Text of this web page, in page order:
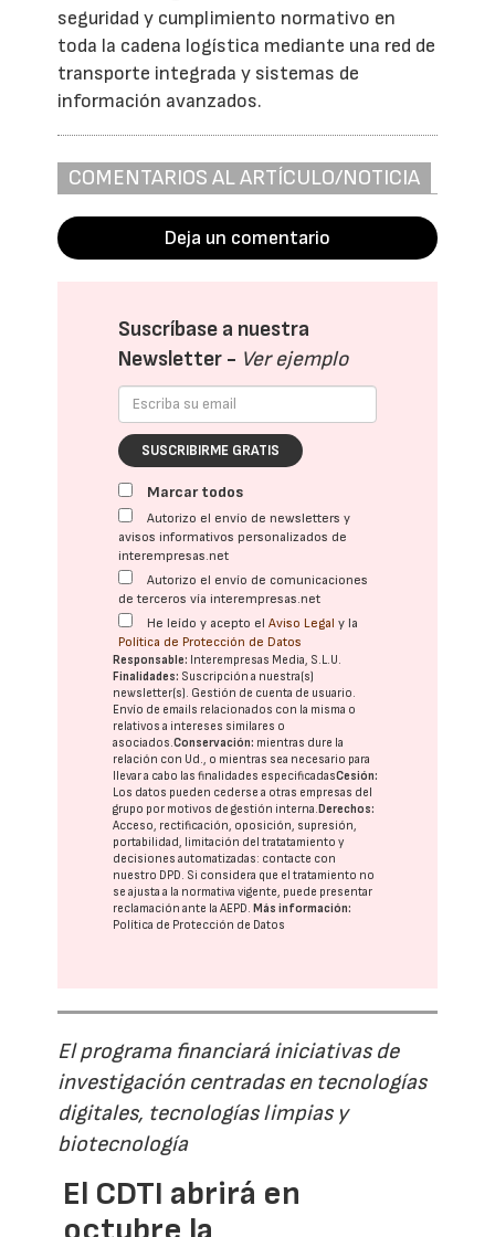
seguridad y cumplimiento normativo en
toda la cadena logística mediante una red de
transporte integrada y sistemas de
información avanzados.
COMENTARIOS AL ARTÍCULO/NOTICIA
Deja un comentario
Suscríbase a nuestra
Newsletter - Ver ejemplo
SUSCRIBIRME GRATIS
Marcar todos
Autorizo el envío de newsletters y
avisos informativos personalizados de
interempresas.net
Autorizo el envío de comunicaciones
de terceros vía interempresas.net
He leído y acepto elAviso Legal y la
Política de Protección de Datos
Responsable: Interempresas Media, S.L.U.
Finalidades: Suscripción a nuestra(s)
newsletter(s). Gestión de cuenta de usuario.
Envío de emails relacionados con la misma o
relativos a intereses similares o
asociados.Conservación: mientras dure la
relación con Ud., o mientras sea necesario para
llevar a cabo las finalidades especificadasCesión:
Los datos pueden cederse a otras empresas del
grupo por motivos de gestión interna.Derechos:
Acceso, rectificación, oposición, supresión,
portabilidad, limitación del tratatamiento y
decisiones automatizadas: contacte con
nuestro DPD. Si considera que el tratamiento no
se ajusta a la normativa vigente, puede presentar
reclamación ante laAEPD.Más información:
Política de Protección de Datos
El programa financiará iniciativas de
investigación centradas en tecnologías
digitales, tecnologías limpias y
biotecnología
El CDTI abrirá en